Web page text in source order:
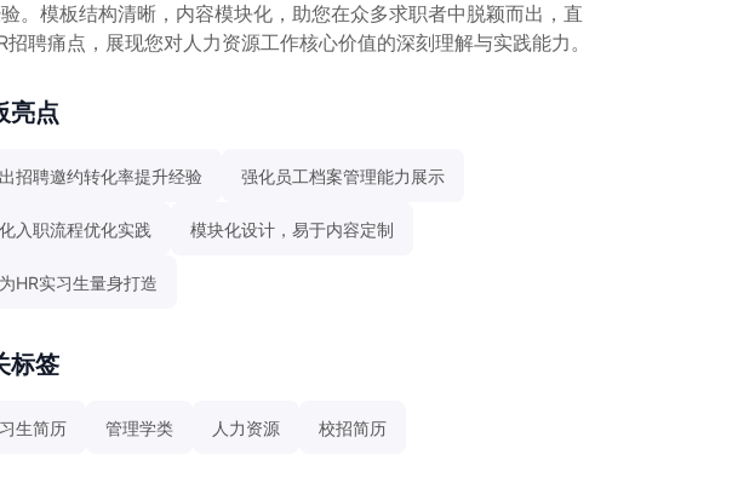
。模板结构清晰，内容模块化，助您在众多求职者中脱颖而出，直
招聘痛点，展现您对人力资源工作核心价值的深刻理解与实践能力。
亮点
招聘邀约转化率提升经验 强化员工档案管理能力展示
入职流程优化实践 模块化设计，易于内容定制
HR实习生量身打造
标签
生简历 管理学类 人力资源 校招简历